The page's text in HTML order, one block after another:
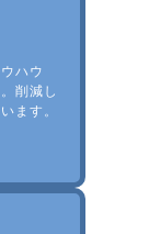
ハウ
削減し
ます。